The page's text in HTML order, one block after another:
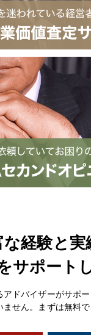
な経験と実
サポート
アドバイザーがサポ
せん。まずは無料で